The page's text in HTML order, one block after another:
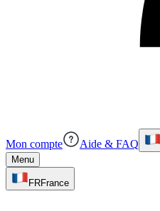
Mon compte Aide & FAQ
Menu
FRFrance